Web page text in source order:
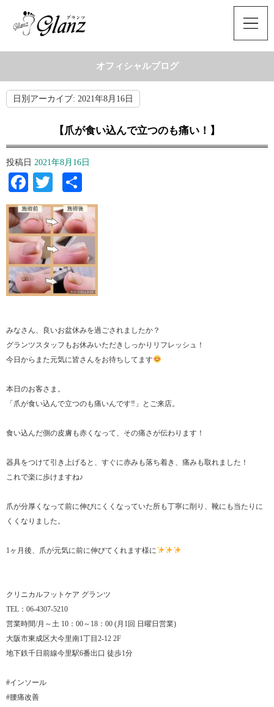
オフィシャルブログ
日別アーカイブ: 2021年8月16日
【爪が食い込んで立つのも痛い！】
投稿日 2021年8月16日
Facebook
Twitter
有
みなさん、良いお盆休みを過ごされましたか？
グランツスタッフもお休みいただきしっかりリフレッシュ！
今日からまた元気に皆さんをお待ちしてます
本日のお客さま。
「爪が食い込んで立つのも痛いんです‼︎」とご来店。
食い込んだ側の皮膚も赤くなって、その痛さが伝わります！
器具をつけて引き上げると、すぐに赤みも落ち着き、痛みも取れました！
これで楽に歩けますね♪
爪が分厚くなって前に伸びにくくなっていた所も丁寧に削り、靴にも当たりに
くくなりました。
1ヶ月後、爪が元気に前に伸びてくれます様に
クリニカルフットケア グランツ
TEL：06-4307-5210
営業時間/月～土 10：00～18：00 (月1回 日曜日営業)
大阪市東成区大今里南1丁目2-12 2F
地下鉄千日前線今里駅6番出口 徒歩1分
#インソール
#腰痛改善